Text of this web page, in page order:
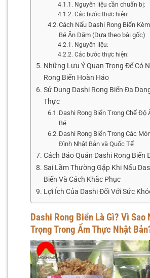
Nguyên liệu cần chuẩn bị:
Các bước thực hiện:
Cách Nấu Dashi Rong Biển
Bé Ăn Dặm (Dựa theo bài gốc)
Nguyên liệu:
Các bước thực hiện:
Những Lưu Ý Quan Trọng Để Có
Rong Biển Hoàn Hảo
Sử Dụng Dashi Rong Biển Đa
Thực
Dashi Rong Biển Trong Chế Độ
Bé
Dashi Rong Biển Trong Các
Đình Nhật Bản và Quốc Tế
Cách Bảo Quản Dashi Rong Biển
Sai Lầm Thường Gặp Khi Nấu
Biển Và Cách Khắc Phục
Lợi Ích Của Dashi Đối Với Sức
Dashi Rong Biển Là Gì? Vì Sao
Trọng Trong Ẩm Thực Nhật